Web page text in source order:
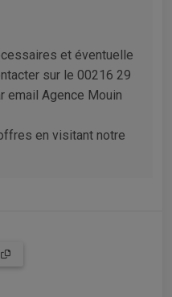
et éventuelle
sur le 00216 29
email Agence Mouin
en visitant notre